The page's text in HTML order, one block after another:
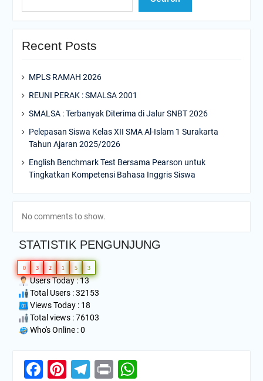
Recent Posts
MPLS RAMAH 2026
REUNI PERAK : SMALSA 2001
SMALSA : Terbanyak Diterima di Jalur SNBT 2026
Pelepasan Siswa Kelas XII SMA Al-Islam 1 Surakarta
Tahun Ajaran 2025/2026
English Benchmark Test Bersama Pearson untuk
Tingkatkan Kompetensi Bahasa Inggris Siswa
No comments to show.
STATISTIK PENGUNJUNG
0 3 2 1 5 3
Users Today : 13
Total Users : 32153
Views Today : 18
Total views : 76103
Who's Online : 0
Facebook
Pinterest
Telegram
PrintWhatsApp